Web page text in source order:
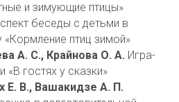
и зимующие птицы»
беседы с детьми в
«Кормление птиц зимой»
А. С., Крайнова О. А. Игра-
«В гостях у сказки»
Е. В., Вашакидзе А. П.